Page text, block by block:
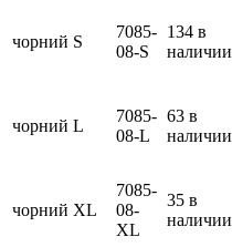
чорний S
7085-
08-S
134 в
наличии
чорний L
7085-
08-L
63 в
наличии
чорний XL
7085-
08-
XL
35 в
наличии